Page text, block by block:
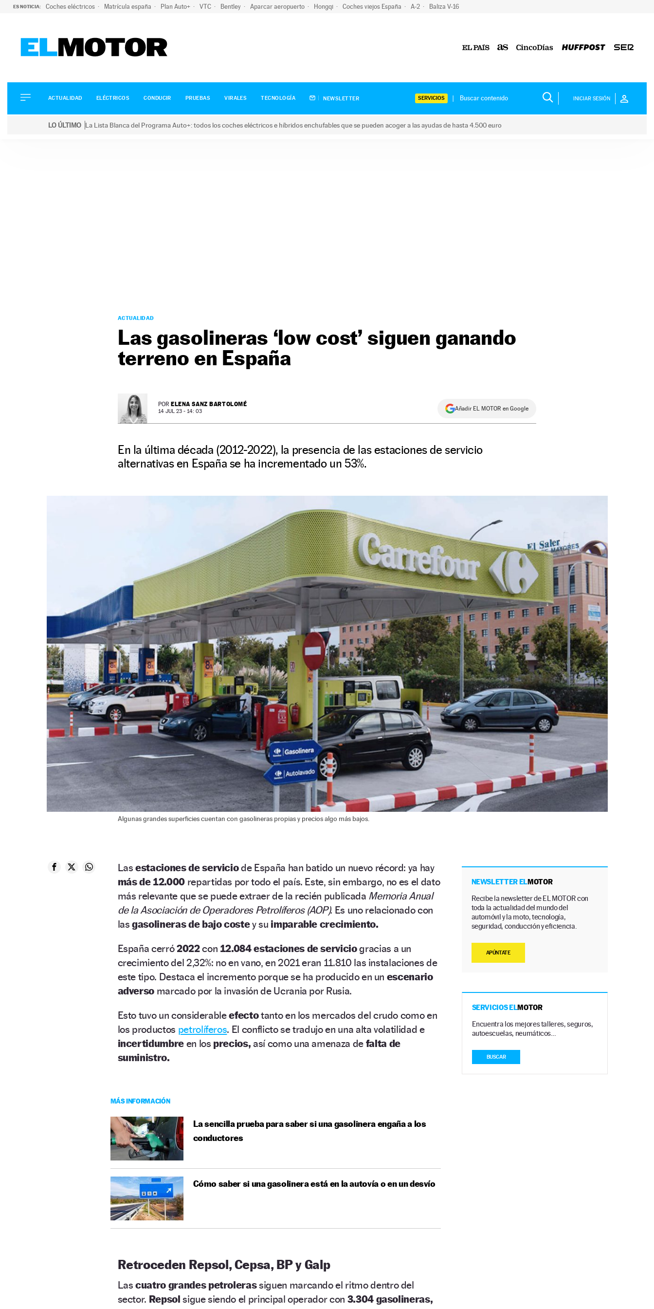
ES NOTICIA: Coches eléctricos Matrícula españa Plan Auto+ VTC Bentley Aparcar aeropuerto Hongqi Coches viejos España A-2 Baliza V-16
ELÉCTRICOS
CONDUCIR
ACTUALIDAD ELÉCTRICOS CONDUCIR PRUEBAS VIRALES TECNOLOGÍA NEWSLETTER SERVICIOS INICIAR SESIÓN
LO ÚLTIMO La Lista Blanca del Programa Auto+: todos los coches eléctricos e híbridos enchufables que se pueden acoger a las ayudas de hasta 4.500 euro
ACTUALIDAD
Las gasolineras ‘low cost’ siguen ganando
terreno en España
POR ELENA SANZ BARTOLOMÉ
14 JUL 23 - 14: 03 Añadir EL MOTOR en Google
En la última década (2012-2022), la presencia de las estaciones de servicio
alternativas en España se ha incrementado un 53%.
Algunas grandes superficies cuentan con gasolineras propias y precios algo más bajos.
Lasestaciones de serviciode España han batido un nuevo récord: ya hay
más de 12.000 repartidas por todo el país. Este, sin embargo, no es el dato
más relevante que se puede extraer de la recién publicada Memoria Anual
de la Asociación de Operadores Petrolíferos (AOP). Es uno relacionado con
lasgasolineras de bajo costey su imparable crecimiento.
España cerró2022con 12.084 estaciones de serviciogracias a un
crecimiento del 2,32%: no en vano, en 2021 eran 11.810 las instalaciones de
este tipo. Destaca el incremento porque se ha producido en un escenario
adverso marcado por la invasión de Ucrania por Rusia.
Esto tuvo un considerableefectotanto en los mercados del crudo como en
los productos petrolíferos. El conflicto se tradujo en una alta volatilidad e
incertidumbre en los precios,así como una amenaza de falta de
suministro.
MÁS INFORMACIÓN
La sencilla prueba para saber si una gasolinera engaña a los
conductores
Cómo saber si una gasolinera está en la autovía o en un desvío
Retroceden Repsol, Cepsa, BP y Galp
Lascuatro grandes petrolerassiguen marcando el ritmo dentro del
sector. Repsolsigue siendo el principal operador con 3.304 gasolineras,
NEWSLETTER ELMOTOR
Recibe la newsletter de EL MOTOR con
toda la actualidad del mundo del
automóvil y la moto, tecnología,
seguridad, conducción y eficiencia.
APÚNTATE
SERVICIOS ELMOTOR
Encuentra los mejores talleres, seguros,
autoescuelas, neumáticos…
BUSCAR